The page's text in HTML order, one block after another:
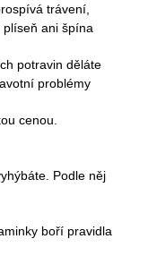
trávení,
ani špína
potravin děláte
problémy
cenou.
Podle něj
boří pravidla